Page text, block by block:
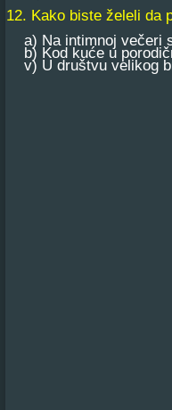
12. Kako biste želeli da
a) Na intimnoj večeri
b) Kod kuće u
v) U društvu velikog